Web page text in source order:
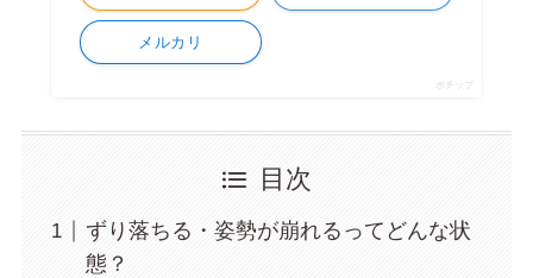
メルカリ
ポチップ
目次
ずり落ちる・姿勢が崩れるってどんな状
態？